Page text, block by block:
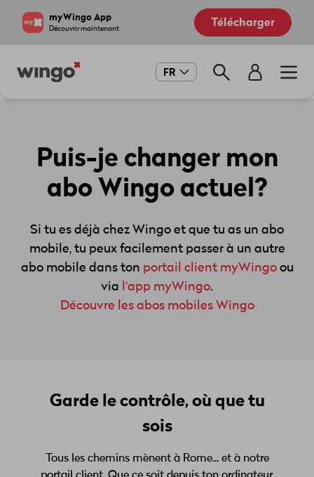
myWingo App
Découvrir maintenant Télécharger
Main
FR
Puis-je changer mon
abo Wingo actuel?
Si tu es déjà chez Wingo et que tu as un abo
mobile, tu peux facilement passer à un autre
abo mobile dans ton portail client myWingoou
via
l'app myWingo.
Découvre les abos mobiles Wingo
Garde le contrôle, où que tu
sois
Tous les chemins mènent à Rome... et à notre